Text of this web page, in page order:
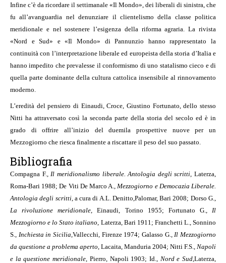
Infine c’è da ricordare il settimanale «Il Mondo», dei liberali di sinistra, che
fu all’avanguardia nel denunziare il clientelismo della classe politica
meridionale e nel sostenere l’esigenza della riforma agraria. La rivista
«Nord e Sud» e «Il Mondo» di Pannunzio hanno rappresentato la
continuità con l’interpretazione liberale ed europeista della storia d’Italia e
hanno impedito che prevalesse il conformismo di uno statalismo cieco e di
quella parte dominante della cultura cattolica insensibile al rinnovamento
moderno.
L’eredità del pensiero di Einaudi, Croce, Giustino Fortunato, dello stesso
Nitti ha attraversato così la seconda parte della storia del secolo ed è in
grado di offrire all’inizio del duemila prospettive nuove per un
Mezzogiorno che riesca finalmente a riscattare il peso del suo passato.
Bibliografia
Compagna F., Il meridionalismo liberale. Antologia degli scritti , Laterza,
Roma-Bari 1988; De Viti De Marco A., Mezzogiorno e Democazia Liberale.
Antologia degli scritti, a cura di A.L. Denitto, Palomar, Bari 2008; Dorso G.,
La rivoluzione meridionale , Einaudi, Torino 1955; Fortunato G., Il
Mezzogiorno e lo Stato italiano , Laterza, Bari 1911; Franchetti L., Sonnino
S., Inchiesta in Sicilia ,Vallecchi, Firenze 1974; Galasso G., Il Mezzogiorno
da questione a problema aperto , Lacaita, Manduria 2004; Nitti F.S., Napoli
e la questione meridionale , Pierro, Napoli 1903; Id., Nord e Sud ,Laterza,